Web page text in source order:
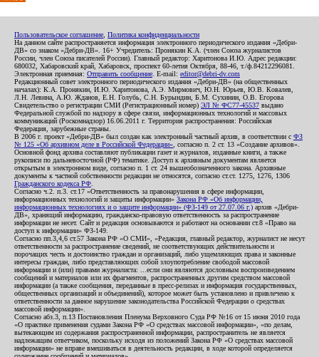
Пользовательское соглашение Политика конфиденциальности
На данном сайте распространяется информация электронного периодического издания «Дебри-
ДВ» со знаком «Дебри-ДВ». 16+ Учредитель: Пронякин К.А. (член Союза журналистов
России, член Союза писателей России). Главный редактор: Харитонова И.Ю. Адрес редакции:
680032, Хабаровский край, Хабаровск, проспект 60-летия Октября, 88-46, т./ф.84212296081.
Электронная приемная: Отправить сообщение . E-mail: editor@debri-dv.com
Редакционный совет электронного периодического издания «Дебри-ДВ» (на общественных
началах): К.А. Пронякин, И.Ю. Харитонова, А.Э. Мирмович, Ю.Н. Юрьев, Ю.В. Ковалев,
Л.Н. Левина, А.Ю. Жданов, Е.Н. Голубь, С.Н. Бурындин, Б.М. Сухинин, О.В. Егорова
Свидетельство о регистрации СМИ (Регистрационный номер) ЭЛ № ФС77-45537 выдано
Федеральной службой по надзору в сфере связи, информационных технологий и массовых
коммуникаций (Роскомнадзор) 16.06.2011 г. Территория распространения: Российская
Федерация, зарубежные страны.
В 2006 г. проект «Дебри-ДВ» был создан как электронный частный архив, в соответствии с ФЗ
№ 125 «Об архивном деле в Российской Федерации» , согласно п. 2 ст. 13 «Создание архивов».
Основной фонд архива составляют публикации газет и журналов, изданные книги, а также
рукописи по дальневосточной (РФ) тематике. Доступ к архивным документам является
открытым в электронном виде, согласно п. 1 ст. 24 вышеобозначенного закона. Архивные
документы к частной собственности редакции не относятся, согласно ст.ст. 1275, 1276, 1306
Гражданского кодекса РФ
Согласно ч.2. п.3. ст.17 «Ответственность за правонарушения в сфере информации,
информационных технологий и защиты информации» Закона РФ «Об информации,
информационных технологиях и о защите информации» (ФЗ-149 от 27.07.06 г.) архив «Дебри-
ДВ», хранящий информацию, гражданско-правовую ответственность за распространение
информации не несет. Сайт и редакция основываются и работают на основании ст.8 «Право на
доступ к информации» ФЗ-149.
Согласно пп.3,4,6 ст.57 Закона РФ «О СМИ», «Редакция, главный редактор, журналист не несут
ответственности за распространение сведений, не соответствующих действительности и
порочащих честь и достоинство граждан и организаций, либо ущемляющих права и законные
интересы граждан, либо представляющих собой злоупотребление свободой массовой
информации и (или) правами журналиста: ...если они являются дословным воспроизведением
сообщений и материалов или их фрагментов, распространенных другим средством массовой
информации (а также сообщения, переданные в пресс-релизах и информация государственных,
общественных организаций и объединений), которое может быть установлено и привлечено к
ответственности за данное нарушение законодательства Российской Федерации о средствах
массовой информации».
Согласно абз.3, п.13 Постановления Пленума Верховного Суда РФ №16 от 15 июня 2010 года
«О практике применения судами Закона РФ «О средствах массовой информации», «по делам,
вытекающим из содержания распространенной информации, распространитель не является
надлежащим ответчиком, поскольку исходя из положений Закона РФ «О средствах массовой
информации» не вправе вмешиваться в деятельность редакции, в ходе которой определяется